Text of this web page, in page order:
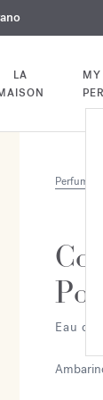
su pedido*
el 9 de agosto
LA
Perfumes
Eau de